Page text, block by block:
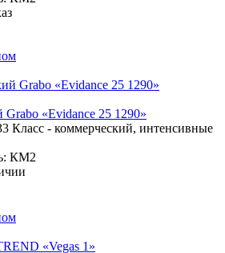
«Evidance 25 1290»
Класс - коммерческий, интенсивные
КМ2